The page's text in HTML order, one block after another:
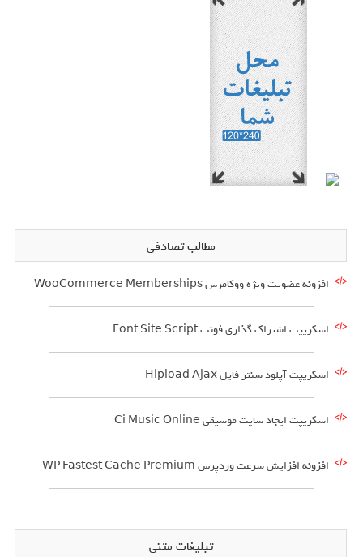
مطالب تصادفی
افزونه عضویت ویژه ووکامرس WooCommerce Memberships
اسکریپت اشتراک گذاری فونت Font Site Script
اسکریپت آپلود سنتر فایل Hipload Ajax
اسکریپت ایجاد سایت موسیقی Ci Music Online
افزونه افزایش سرعت وردپرس WP Fastest Cache Premium
تبلیغات متنی